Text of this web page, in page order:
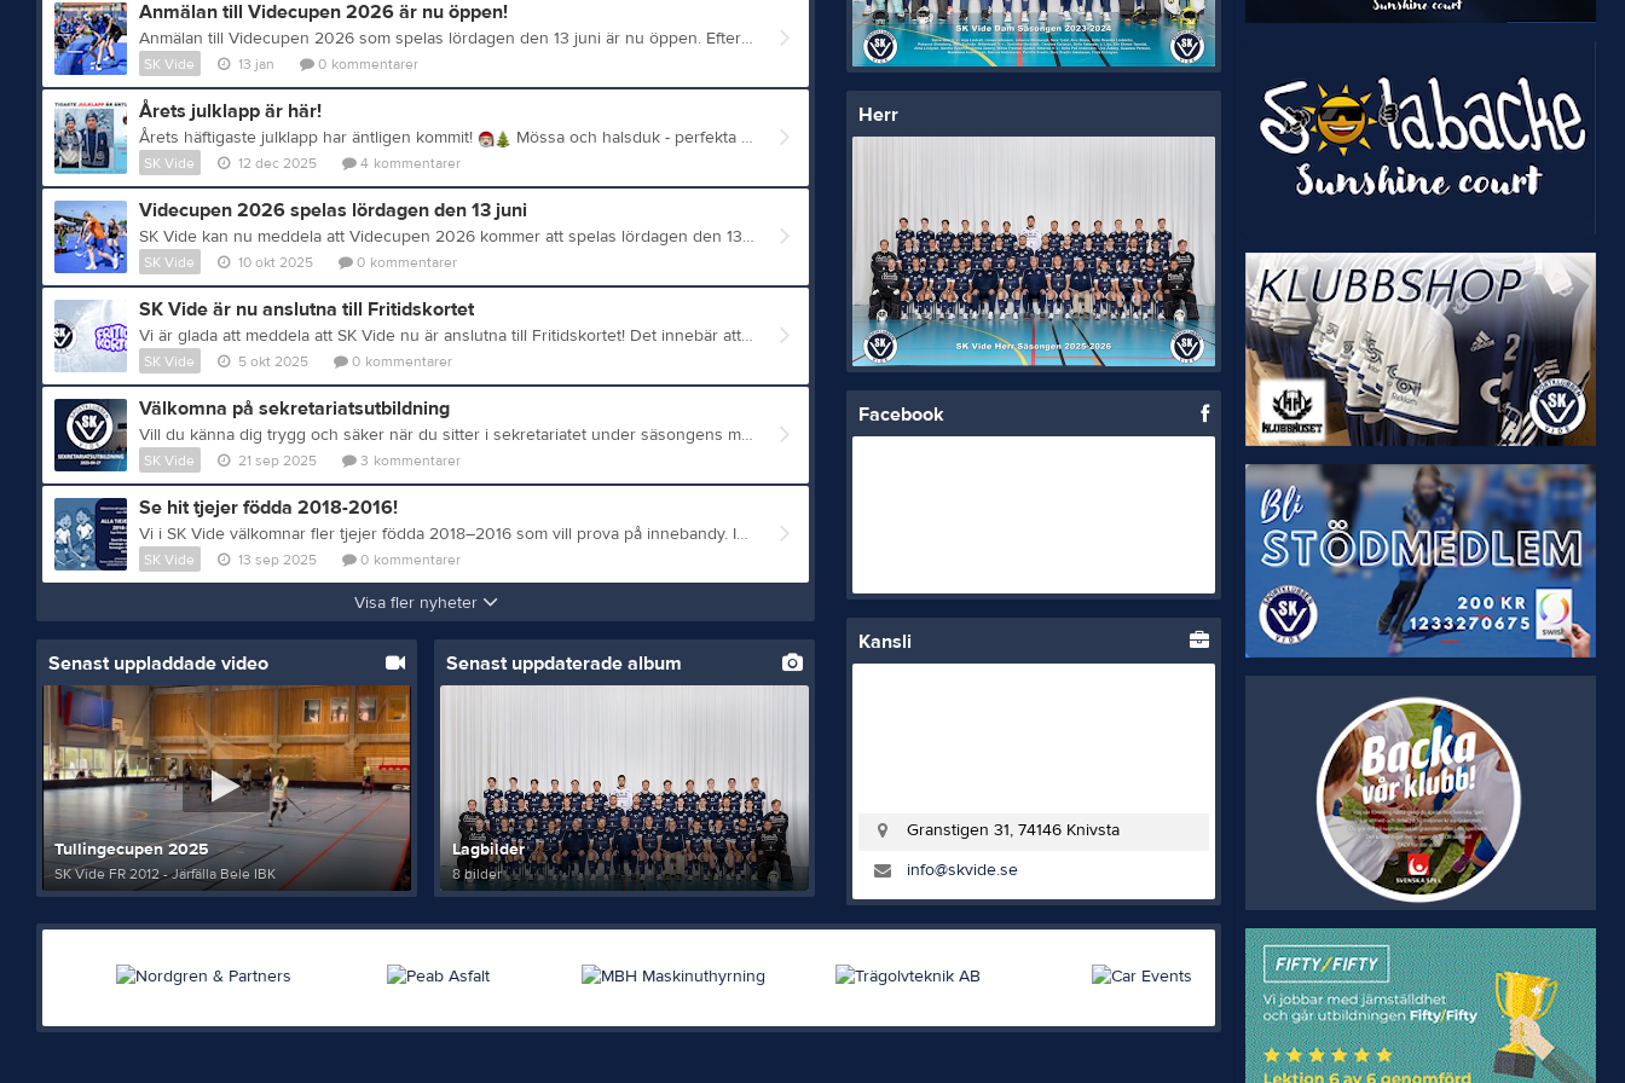
Anmälan till Videcupen 2026 är nu öppen!
Anmälan till Videcupen 2026 som spelas lördagen den 13 juni är nu öppen. Efter de senaste tre årens succé så planerar vi nu för att cupen ska växa och utvecklas ytterligare. Videcupen 2026 har bland annat utvecklats med helt nya klasser och en avsikt att varje lag ska få en längre tid på cupområdet än tidigare. Allt för att ge er den bästa av cupupplevelser! Anmäl er utan risk redan idag med vetskap om att till och med den 31 mars återbetalas hela beloppet om ni behöver avanmäla er! Till Videcupens hemsida Väl mött i Knivsta lördagen den 13 juni på Videcupen - En innebandyfest för alla! Foto: @fotooscar.se
SK Vide 13 jan 0 kommentarer
Årets julklapp är här!
Årets häftigaste julklapp har äntligen kommit! Mössa och halsduk - perfekta klappen för både aktiva och supportrar, stora som små! Mössa 200kr, halsduk 150kr. Men just nu har vi ett riktigt julpaketspris. 300kr om ni köper båda. Passa på innan lagret tar slut! Försäljningsstart imorgon Lördag 13/12 i Alsikehallen mellan kl 12.30-15.00. Planen är också försäljning Lördagen efter i CIK. Återkommer närmare om när och hur. Kom och köp, så klär vi oss i blått och vitt!
SK Vide 12 dec 2025 4 kommentarer
Videcupen 2026 spelas lördagen den 13 juni
SK Vide kan nu meddela att Videcupen 2026 kommer att spelas lördagen den 13 juni. Baserat på den uppskattade feedback som vi fått från de 68 lag som deltog 2025 så kommer Videcupen 2026 att utvecklas inom några områden. Dels så gör vi en fullständig översyn av klassindelningen och dispensreglerna syftande till att alla lag ska få möta jämnbördigt motstånd. Vidare kommer tiden mellan ett lags matcher utökas så att det blir längre tid på cupområdet för varje lag och därmed mer cupkänsla och tid för lunch, bad och andra aktiviteter. Avslutningsvis så kommer kostnaden för deltagande justeras så att tidig anmälan uppmuntras. Särskilt fokus kommer härvid att läggas vid att öka antalet deltagande flick- och damlag. Mer info kommer att ges i samband med att anmälan öppnar i januari. https://videcupen.cups.nu/start Varmt välkomna till Videcupen 2026 - en innebandyfest för alla! Foto: @fotobyoscar
SK Vide 10 okt 2025 0 kommentarer
SK Vide är nu anslutna till Fritidskortet
Vi är glada att meddela att SK Vide nu är anslutna till Fritidskortet! Det innebär att du som vårdnadshavare kan använda Fritidskortet för att täcka delar av kostnaden för ditt barns medlemskap och träningsavgifter i föreningen. Det kommer vara aktivt fr.o.m måndag 6 oktober 2025. Vad är Fritidskortet? • Fritidskortet är en statlig satsning som gör det möjligt för fler barn och ungdomar mellan 8–16 år att delta i meningsfulla fritidsaktiviteter. • Det är ett ekonomiskt stöd som kan användas till medlemsavgifter, träningsavgifter, utrustningshyror och liknande – hos föreningar, kulturskolor eller verksamheter som är anslutna till Fritidskortet. Hur mycket kan man få? • 500 kr per barn och år för de flesta familjer. • 2 000 kr per barn och år för hushåll som haft bostadsbidrag under föregående år. • Beloppet gäller per kalenderår och måste användas senast 30 november. Outnyttjade pengar går inte att spara till nästa år. Så här använder du Fritidskortet hos SK Vide 1. Anmäl ditt barn till aktiviteten som vanligt via laget. 2. Avgiften för medlemskap är: - 950 kr för enskild medlem - 1 450 kr för familjemedlemskap - Lagledare eller kassör meddelar beloppet 3. Logga in med e-legitimation på Fritidskortet. 4. Sök upp Sportklubben Vide i systemet, välj ditt barn och ange belopp. Du kan använda hela eller delar av Fritidskortet. - Om avgiften överstiger stödet betalar du mellanskillnaden direkt till föreningen enligt instruktioner från lagledare eller kassör. 5. När du anger betalningen – välj Meddelande (inte OCR) och skriv: Laget + Barnets namn (för- och efternamn) Exempel: P15 Nils Nilsson 6. Meddela lagets kassör att ni ansökt om del och vilket belopp ni har ansökt om via Fritidskortet 7. Har ni ansökt för flera barn (för familjemedlemskap) meddela då till ett av laget vilka barn och summa som har omfattats. Viktigt att känna till • Föreningen måste vara ansluten till Fritidskortet (vilket SK Vide är). • Aktiviteten måste vara regelbunden: minst 6 tillfällen under högst 6 månader. • Om du saknar e-legitimation kan du i vissa fall använda blankett (kräver bl.a. att du och barnet bor på samma adress). • Fritidskortet räknas inte som inkomst eller tillgång och påverkar inte rätten till ekonomiskt bistånd.
SK Vide 5 okt 2025 0 kommentarer
Välkomna på sekretariatsutbildning
Vill du känna dig trygg och säker när du sitter i sekretariatet under säsongens matcher? Då är den här utbildningen för dig! Under en timme går vi tillsammans igenom allt du behöver kunna: • Hur du enkelt kopplar in utrustningen • Hur använder man ljud och ljus - ökad upplevelse för spelarna • Hur matchklockan fungerar – inga stressiga knapptryckningar! • Hur du smidigt för digitala matchprotokoll i IBIS
SK Vide 21 sep 2025 3 kommentarer
Se hit tjejer födda 2018-2016!
Vi i SK Vide välkomnar fler tjejer födda 2018–2016 som vill prova på innebandy. Ingen erfarenhet krävs – kom och testa på tillsammans med oss! Läs mer på Flickor Gröns lagsida Varmt välkomna till oss i Flickor Grön!
SK Vide 13 sep 2025 0 kommentarer
Visa fler nyheter
Senast uppladdade video
Tullingecupen 2025
SK Vide FR 2012 - Järfälla Bele IBK
Senast uppdaterade album
Lagbilder
8 bilder
Herr
Truppen
Serier
Facebook
Kansli
Granstigen 31, 74146 Knivsta
info@skvide.se